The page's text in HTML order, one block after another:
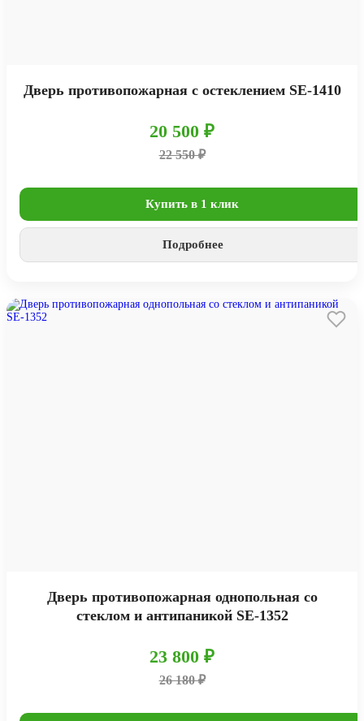
Дверь противопожарная с остеклением SE-1410
20 500 ₽
22 550 ₽
Купить в 1 клик
Подробнее
Дверь противопожарная однопольная со
стеклом и антипаникой SE-1352
23 800 ₽
26 180 ₽